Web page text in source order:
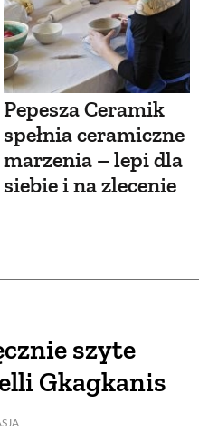
Pepesza Ceramik
spełnia ceramiczne
marzenia – lepi dla
siebie i na zlecenie
szyte
Gkagkanis